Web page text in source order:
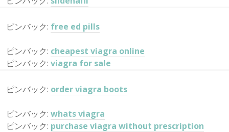
ピンバック: free ed pills
ピンバック: cheapest viagra online
ピンバック: viagra for sale
ピンバック: order viagra boots
ピンバック: whats viagra
ピンバック: purchase viagra without prescription